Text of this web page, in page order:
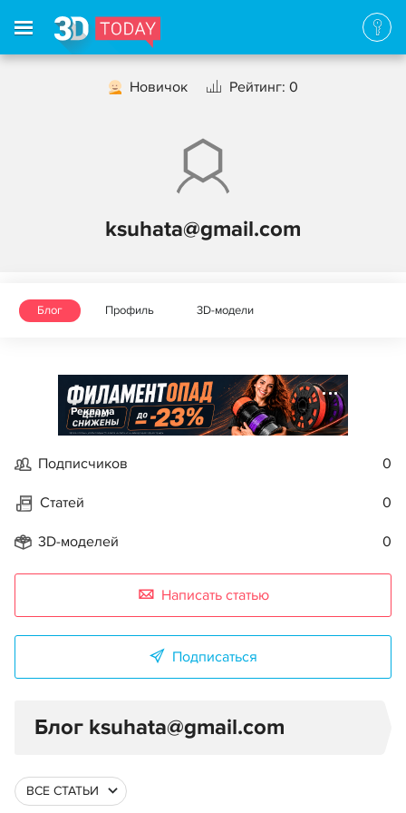
Новичок Рейтинг: 0
ksuhata@gmail.com
Блог Профиль 3D-модели
Реклама
Подписчиков 0
Статей 0
3D-моделей 0
Написать статью
Подписаться
Блог ksuhata@gmail.com
ВСЕ СТАТЬИ